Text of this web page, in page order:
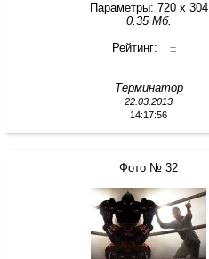
Параметры: 720 x 304
0.35 Мб.
Рейтинг:
±
Терминатор
22.03.2013
14:17:56
Фото № 32